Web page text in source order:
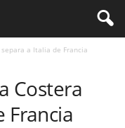
a Italia de Francia
Costera
Francia